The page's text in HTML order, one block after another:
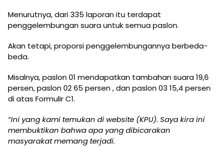
Menurutnya, dari 335 laporan itu terdapat
penggelembungan suara untuk semua paslon.
Akan tetapi, proporsi penggelembungannya berbeda-
beda.
Misalnya, paslon 01 mendapatkan tambahan suara 19,6
persen, paslon 02 65 persen , dan paslon 03 15,4 persen
di atas Formulir C1.
“Ini yang kami temukan di website (KPU). Saya kira ini
membuktikan bahwa apa yang dibicarakan
masyarakat memang terjadi.